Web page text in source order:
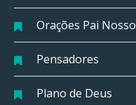
Orações Pai Nosso
Pensadores
Plano de Deus